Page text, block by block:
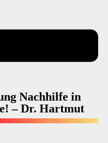
Nachhilfe in
– Dr. Hartmut